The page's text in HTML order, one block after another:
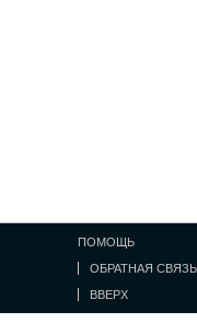
ПОМОЩЬ
ОБРАТНАЯ СВЯЗЬ
ВВЕРХ